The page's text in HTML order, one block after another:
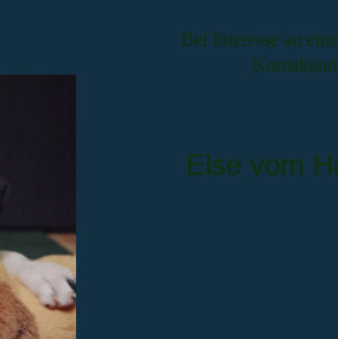
Bei Interesse an
Else vom